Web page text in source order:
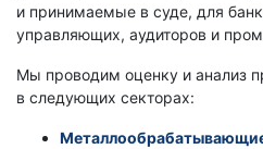
и принимаемые в суде, для
управляющих, аудиторов и
Мы проводим оценку и анализ
в следующих секторах: